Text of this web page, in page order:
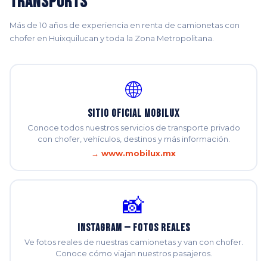
Más de 10 años de experiencia en renta de camionetas con
chofer en Huixquilucan y toda la Zona Metropolitana.
🌐
Sitio Oficial Mobilux
Conoce todos nuestros servicios de transporte privado
con chofer, vehículos, destinos y más información.
→ www.mobilux.mx
📸
Instagram — Fotos Reales
Ve fotos reales de nuestras camionetas y van con chofer.
Conoce cómo viajan nuestros pasajeros.